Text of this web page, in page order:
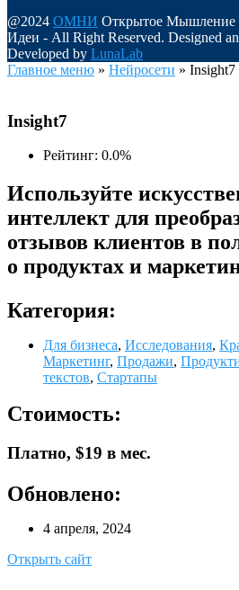
@2024 ОМНИ Открытое Мышление
Идеи - All Right Reserved. Designed
Developed by LunaLab
Главное меню » Нейросети » Insight7
Insight7
Рейтинг: 0.0%
Используйте
интеллект для
отзывов клиентов в
о продуктах и
Категория:
Для бизнеса, Исследования,
Маркетинг, Продажи,
текстов, Стартапы
Стоимость:
Платно, $19 в мес.
Обновлено:
4 апреля, 2024
Открыть сайт